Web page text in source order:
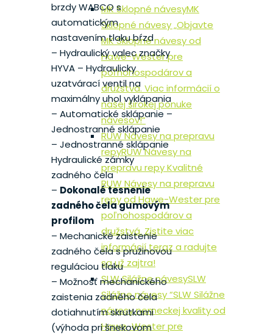
MK Sklopné návesyMK
Sklopné návesy „Objavte
MK Sklopné návesy od
Hawe-Wester pre
poľnohospodárov a
družstvá. Viac informácií o
našej širokej ponuke
návesov!“
RUW Návesy na prepravu
repyRUW Návesy na
prepravu repy Kvalitné
RUW Návesy na prepravu
repy od Hawe-Wester pre
poľnohospodárov a
družstvá. Zistite viac
informácií teraz a radujte
sa už zajtra!
SLW Silážne návesySLW
Silážne návesy “SLW Silážne
návesy nemeckej kvality od
Hawe-Wester pre
brzdy WABCO s
automatickým
nastavením tlaku bŕzd
– Hydraulický valec značky
HYVA – Hydraulicky
uzatvárací ventil na
maximálny uhol vyklápania
– Automatické sklápanie –
Jednostranné sklápanie
– Jednostranné sklápanie
Hydraulické zámky
zadného čela
– Dokonalé tesnenie
zadného čela gumovým
profilom
– Mechanické zaistenie
zadného čela s pružinovou
reguláciou tlaku
– Možnosť mechanického
zaistenia zadného čela
dotiahnutím skrutkami
(výhoda pri šnekovom